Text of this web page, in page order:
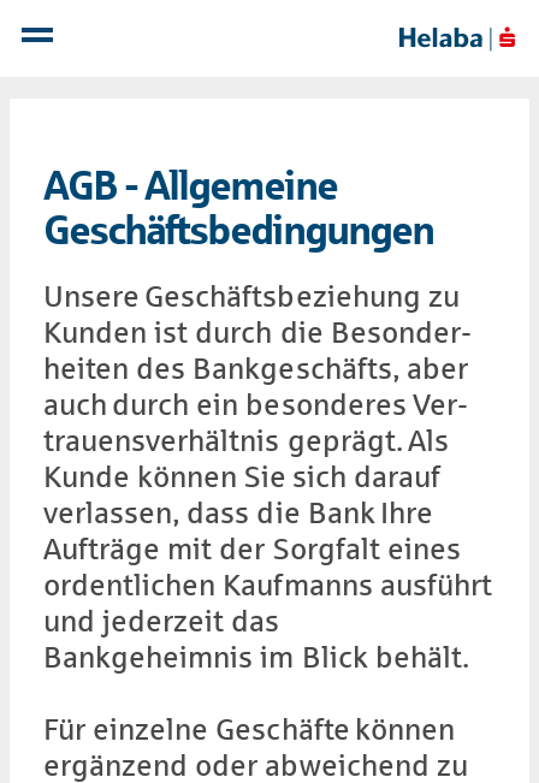
AGB - All­ge­mei­ne
Geschäfts­be­din­gun­gen
Unsere Geschäfts­beziehung zu
Kunden ist durch die Beson­der­
heiten des Bank­geschäfts, aber
auch durch ein beson­deres Ver­
trauens­verhält­nis geprägt. Als
Kunde können Sie sich darauf
verlassen, dass die Bank Ihre
Aufträge mit der Sorgfalt eines
ordent­lichen Kauf­manns ausführt
und jederzeit das
Bankgeheimnis im Blick behält.
Für einzelne Geschäfte können
ergänzend oder abwei­chend zu